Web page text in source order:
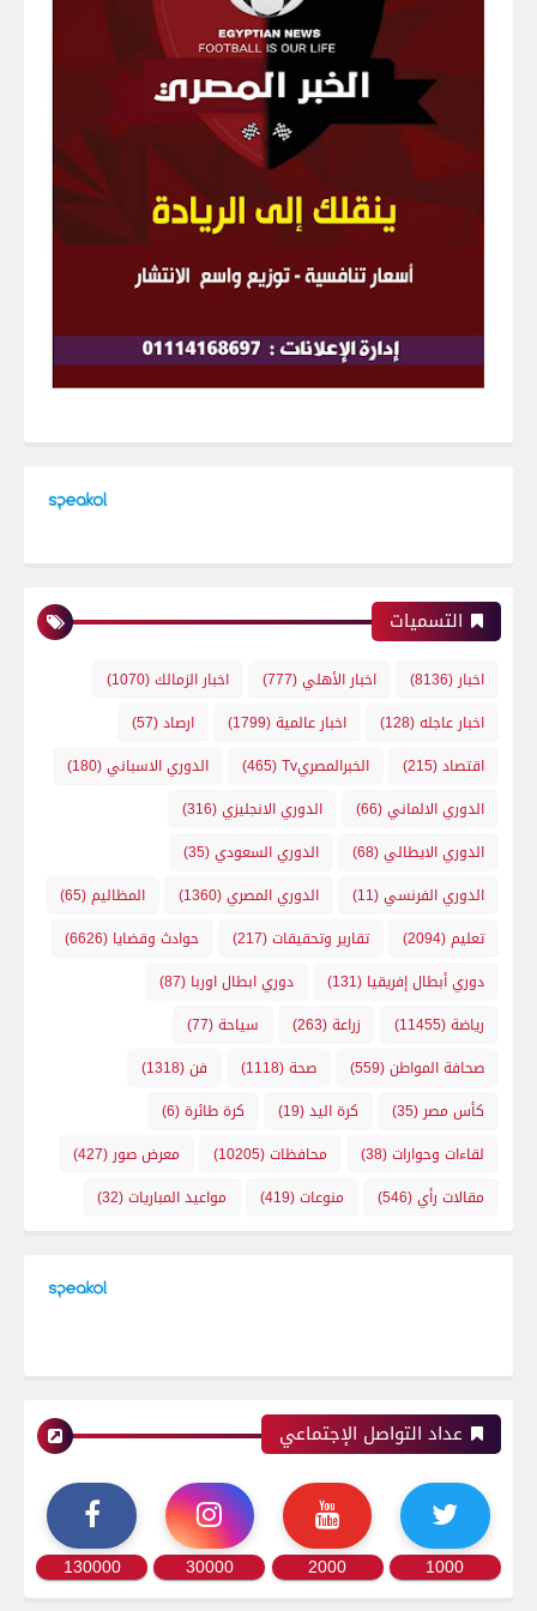
التسميات
اخبار (8136) اخبار الأهلي(777) اخبار الزمالك(1070)
اخبار عاجله(128) اخبار عالمية(1799) ارصاد(57)
اقتصاد(215) الخبرالمصريTv (465) الدوري الاسباني(180)
الدوري الالماني(66) الدوري الانجليزي(316)
الدوري الايطالي(68) الدوري السعودي(35)
الدوري الفرنسي(11) الدوري المصري(1360) المظاليم(65)
تعليم(2094) تقارير وتحقيقات(217) حوادث وقضايا (6626)
دوري أبطال إفريقيا (131) دوري ابطال اوربا (87)
رياضة(11455) زراعة(263) سياحة(77)
صحافة المواطن(559) صحة(1118) فن(1318)
كأس مصر (35) كرة اليد(19) كرة طائرة(6)
لقاءات وحوارات(38) محافظات(10205) معرض صور (427)
مقالات رأي(546) منوعات(419) مواعيد المباريات(32)
عداد التواصل الإجتماعي
1000
2000
30000
130000 رياضة